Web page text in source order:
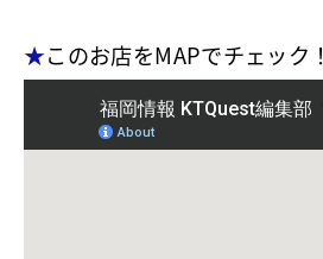
★このお店をMAPでチェック！